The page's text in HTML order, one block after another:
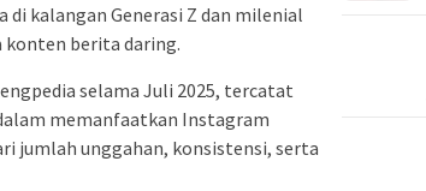
kalangan Generasi Z dan milenial
konten berita daring.
selama Juli 2025, tercatat
memanfaatkan Instagram
jumlah unggahan, konsistensi, serta